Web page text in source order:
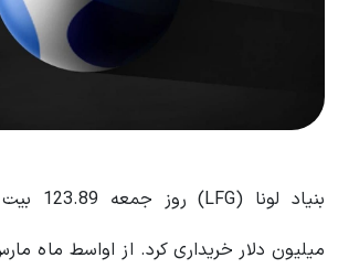
میلیون دلار خریداری کرد. از اواسط ماه